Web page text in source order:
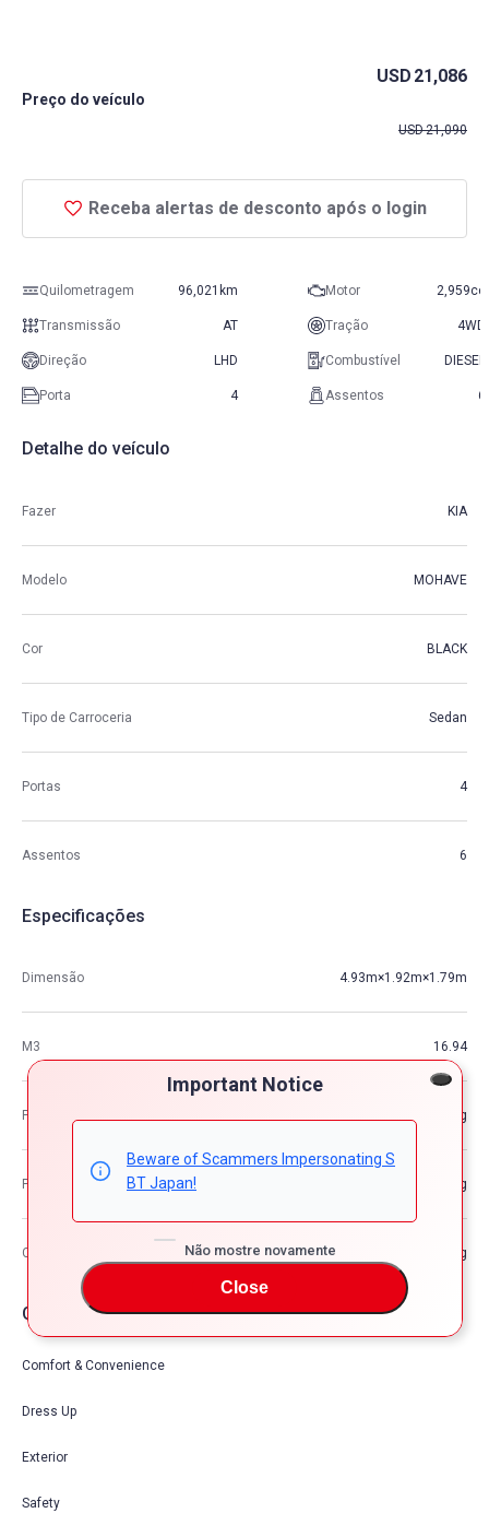
Important Notice
Beware of Scammers Impersonating S
BT Japan!
Não mostre novamente
Close
Preço do veículo
USD 21,086
USD21,090
Receba alertas de desconto após o login
Quilometragem 96,021km Motor 2,959cc
Transmissão AT Tração 4WD
Direção LHD Combustível DIESEL
Porta 4 Assentos 6
Detalhe do veículo
Fazer KIA
Modelo MOHAVE
Cor BLACK
Tipo de Carroceria Sedan
Portas 4
Assentos 6
Especificações
Dimensão 4.93m×1.92m×1.79m
M3 16.94
Peso do veículo —kg
Peso Bruto do Veículo —kg
Capacidade máxima de carregamento —kg
Opções de carro
Comfort & Convenience
Dress Up
Exterior
Safety